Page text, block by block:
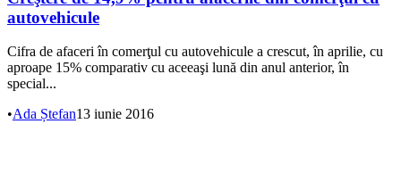
autovehicule
Cifra de afaceri în comerţul cu autovehicule a crescut, în aprilie, cu
aproape 15% comparativ cu aceeaşi lună din anul anterior, în
special...
•Ada Ștefan13 iunie 2016